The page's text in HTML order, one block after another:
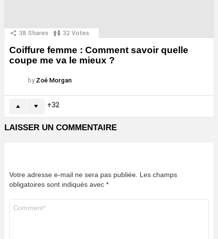
38 Shares 32 Votes
Coiffure femme : Comment savoir quelle
coupe me va le mieux ?
by Zoé Morgan
32
LAISSER UN COMMENTAIRE
Votre adresse e-mail ne sera pas publiée. Les champs
obligatoires sont indiqués avec *